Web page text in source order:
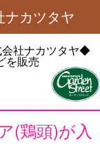
ナカツタヤ
社ナカツタヤ◆
を販売
(鶏頭)が入